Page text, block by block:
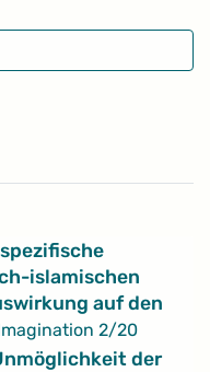
islamischen
auf den
2/20
der